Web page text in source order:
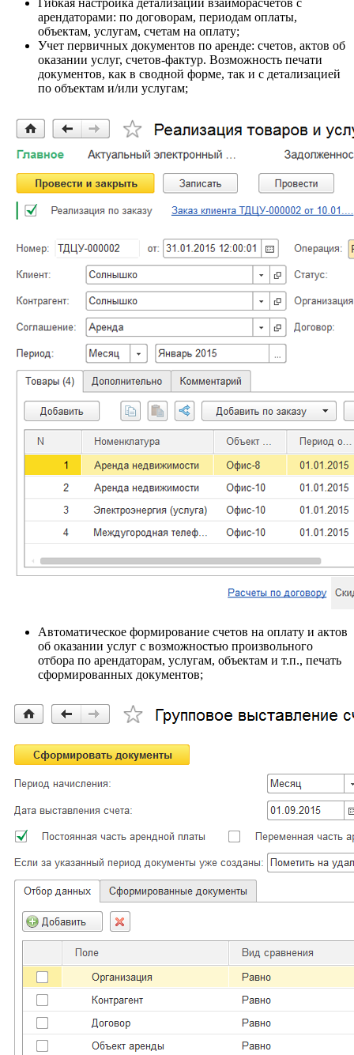
Гибкая настройка детализации взаиморасчетов с
арендаторами: по договорам, периодам оплаты,
объектам, услугам, счетам на оплату;
Учет первичных документов по аренде: счетов, актов об
оказании услуг, счетов-фактур. Возможность печати
документов, как в сводной форме, так и с детализацией
по объектам и/или услугам;
Автоматическое формирование счетов на оплату и актов
об оказании услуг с возможностью произвольного
отбора по арендаторам, услугам, объектам и т.п., печать
сформированных документов;